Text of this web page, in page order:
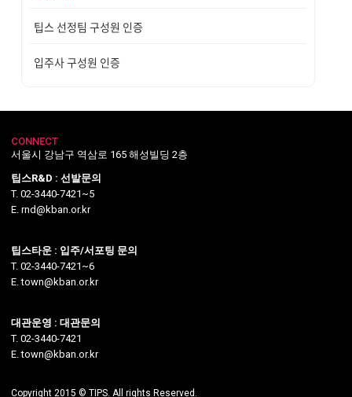
팁스 선정팀 구성원 인증
입주사 구성원 인증
CONNECT
서울시 강남구 역삼로 165 해성빌딩 2층
팁스R&D : 선발문의
T. 02-3440-7421~5
E. rnd@kban.or.kr
팁스타운 : 입주/서포팅 문의
T. 02-3440-7421~6
E. town@kban.or.kr
대관운영 : 대관문의
T. 02-3440-7421
E. town@kban.or.kr
Copyright 2015 © TIPS. All rights Reserved.